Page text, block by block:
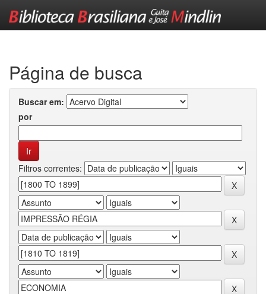
Página de busca
Buscar em:
por
Filtros correntes: